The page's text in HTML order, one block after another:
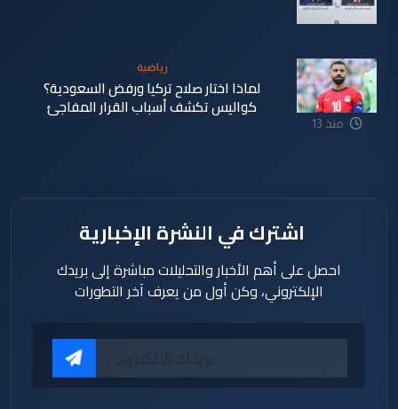
ساعة
منذ 13
رياضية
لماذا اختار صلاح تركيا ورفض السعودية؟
كواليس تكشف أسباب القرار المفاجئ
اشترك في النشرة الإخبارية
احصل على أهم الأخبار والتحليلات مباشرة إلى بريدك
الإلكتروني، وكن أول من يعرف آخر التطورات